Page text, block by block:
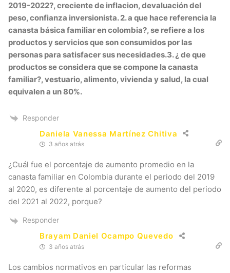
2019-2022?, creciente de inflacion, devaluación del
peso, confianza inversionista. 2. a que hace referencia la
canasta básica familiar en colombia?, se refiere a los
productos y servicios que son consumidos por las
personas para satisfacer sus necesidades.3. ¿ de que
productos se considera que se compone la canasta
familiar?, vestuario, alimento, vivienda y salud, la cual
equivalen a un 80%.
Responder
Daniela Vanessa Martínez Chitiva
3 años atrás
¿Cuál fue el porcentaje de aumento promedio en la
canasta familiar en Colombia durante el periodo del 2019
al 2020, es diferente al porcentaje de aumento del periodo
del 2021 al 2022, porque?
Responder
Brayam Daniel Ocampo Quevedo
3 años atrás
Los cambios normativos en particular las reformas